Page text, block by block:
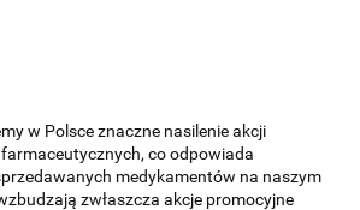
w Polsce znaczne nasilenie akcji
co odpowiada
medykamentów na naszym
zwłaszcza akcje promocyjne